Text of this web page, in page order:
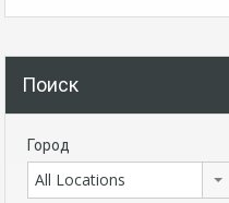
Поиск
Город
All Locations